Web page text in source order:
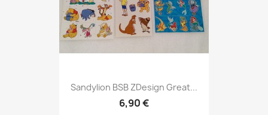
Sandylion BSB ZDesign Great...
6,90 €